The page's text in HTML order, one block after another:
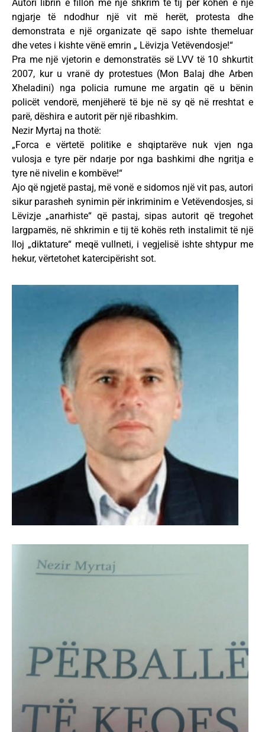
Autori librin e fillon me një shkrim të tij për kohën e një
ngjarje të ndodhur një vit më herët, protesta dhe
demonstrata e një organizate që sapo ishte themeluar
dhe vetes i kishte vënë emrin „ Lëvizja Vetëvendosje!“
Pra me një vjetorin e demonstratës së LVV të 10 shkurtit
2007, kur u vranë dy protestues (Mon Balaj dhe Arben
Xheladini) nga policia rumune me argatin që u bënin
policët vendorë, menjëherë të bje në sy që në rreshtat e
parë, dëshira e autorit për një ribashkim.
Nezir Myrtaj na thotë:
„Forca e vërtetë politike e shqiptarëve nuk vjen nga
vulosja e tyre për ndarje por nga bashkimi dhe ngritja e
tyre në nivelin e kombëve!“
Ajo që ngjetë pastaj, më vonë e sidomos një vit pas, autori
sikur parasheh synimin për inkriminim e Vetëvendosjes, si
Lëvizje „anarhiste“ që pastaj, sipas autorit që tregohet
largpamës, në shkrimin e tij të kohës reth instalimit të një
lloj „diktature“ meqë vullneti, i vegjelisë ishte shtypur me
hekur, vërtetohet katercipërisht sot.